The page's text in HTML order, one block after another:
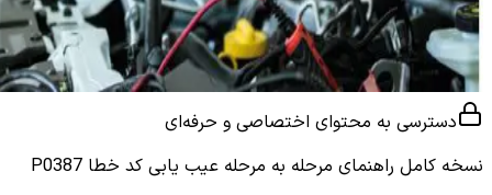
دسترسی به محتوای اختصاصی و حرفه‌ای
نسخه کامل راهنمای مرحله به مرحله عیب یابی کد خطا P0387